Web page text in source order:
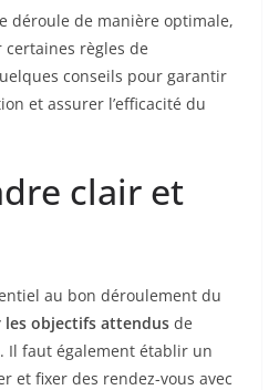
déroule de manière optimale,
règles de
conseils pour garantir
et assurer l’efficacité du
clair et
au bon déroulement du
objectifs attendus de
Il faut également établir un
et fixer des rendez-vous avec